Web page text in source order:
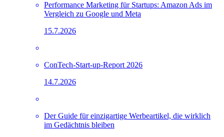
Performance Marketing für Startups: Amazon Ads im
Vergleich zu Google und Meta
15.7.2026
ConTech-Start-up-Report 2026
14.7.2026
Der Guide für einzigartige Werbeartikel, die wirklich
im Gedächtnis bleiben